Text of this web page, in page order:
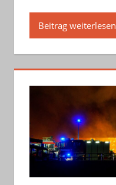
Beitrag weiterlesen